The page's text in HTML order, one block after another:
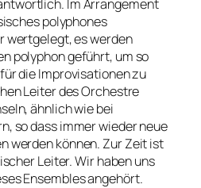
Im Arrangement
polyphones
wertgelegt, es werden
polyphon geführt, um so
die Improvisationen zu
Leiter des Orchestre
ähnlich wie bei
so dass immer wieder neue
werden können. Zur Zeit ist
Leiter. Wir haben uns
Ensembles angehört.